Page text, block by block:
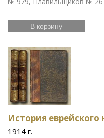
В корзину
История
1914 г.